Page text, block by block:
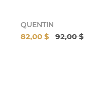
QUENTIN
82,00 $ 92,00 $